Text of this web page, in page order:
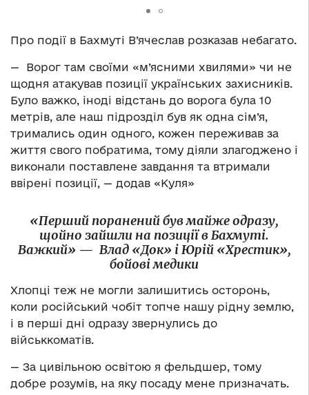
Про події в Бахмуті В’ячеслав розказав небагато.
— Ворог там своїми «м’ясними хвилями» чи не
щодня атакував позиції українських захисників.
Було важко, іноді відстань до ворога була 10
метрів, але наш підрозділ був як одна сім’я,
тримались один одного, кожен переживав за
життя свого побратима, тому діяли злагоджено і
виконали поставлене завдання та втримали
ввірені позиції, — додав «Куля»
«Перший поранений був майже одразу,
щойно зайшли на позиції в Бахмуті.
Важкий» — Влад «Док» і Юрій «Хрестик»,
бойові медики
Хлопці теж не могли залишитись осторонь,
коли російський чобіт топче нашу рідну землю,
і в перші дні одразу звернулись до
військкоматів.
— За цивільною освітою я фельдшер, тому
добре розумів, на яку посаду мене призначать.